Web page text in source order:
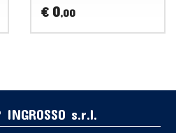
€ 0,00
INGROSSO s.r.l.